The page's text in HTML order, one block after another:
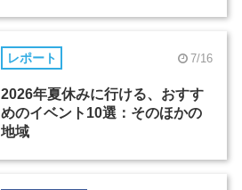
レポート 7/16
2026年夏休みに行ける、おすす
めのイベント10選：そのほかの
地域